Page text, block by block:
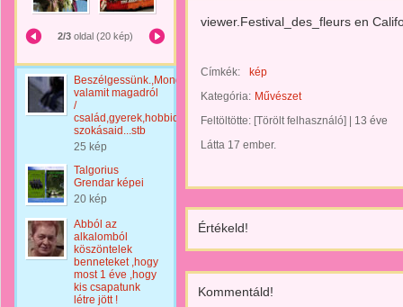
2/3 oldal (20 kép)
Beszélgessünk.,Mondj
valamit magadról
/
család,gyerek,hobbid,jó,rossz
szokásaid...stb
25 kép
Talgorius
Grendar képei
20 kép
Abból az
alkalomból
köszöntelek
benneteket ,hogy
most 1 éve ,hogy
kis csapatunk
létre jött !
viewer.Festival_des_fleurs en
Címkék:
kép
Kategória: Művészet
Feltöltötte: [Törölt felhasználó]
13 éve
Látta 17 ember.
Értékeld!
Kommentáld!